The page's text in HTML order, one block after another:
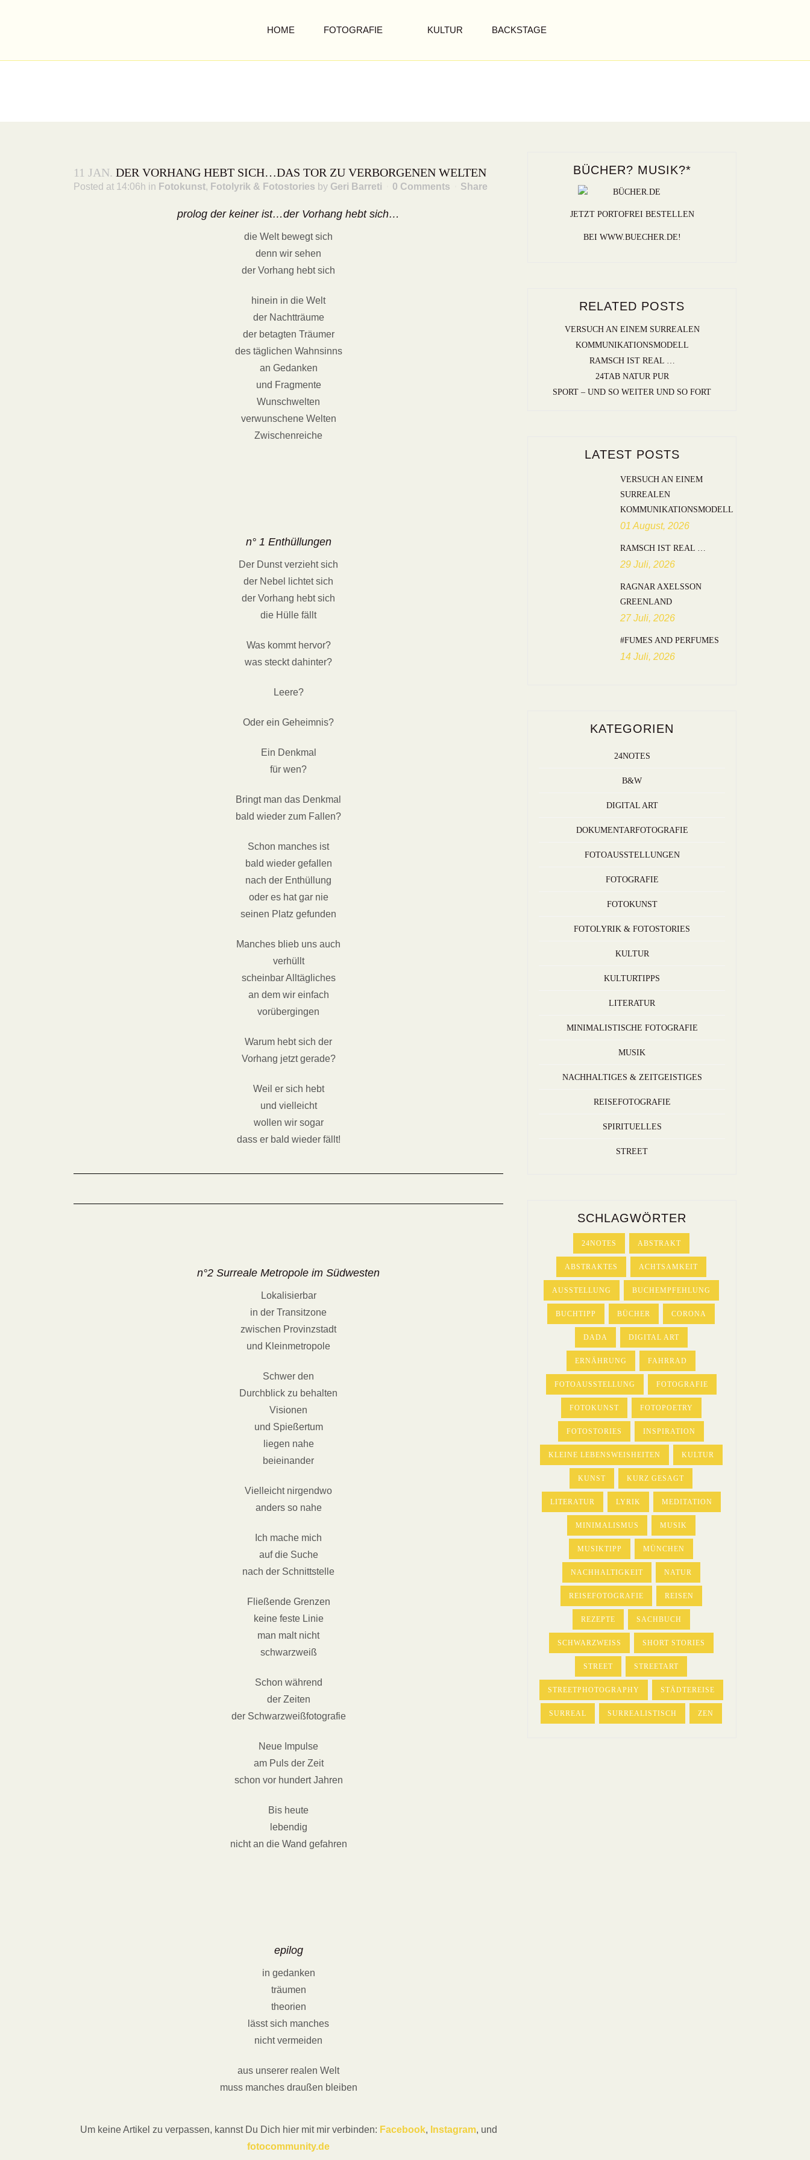
HOME FOTOGRAFIE KULTUR BACKSTAGE
11 JAN. DER VORHANG HEBT SICH…DAS TOR ZU VERBORGENEN WELTEN
Posted at 14:06h in Fotokunst, Fotolyrik & Fotostories by Geri Barreti 0 Comments Share
prolog der keiner ist…der Vorhang hebt sich…
die Welt bewegt sich
denn wir sehen
der Vorhang hebt sich
hinein in die Welt
der Nachtträume
der betagten Träumer
des täglichen Wahnsinns
an Gedanken
und Fragmente
Wunschwelten
verwunschene Welten
Zwischenreiche
n° 1 Enthüllungen
Der Dunst verzieht sich
der Nebel lichtet sich
der Vorhang hebt sich
die Hülle fällt
Was kommt hervor?
was steckt dahinter?
Leere?
Oder ein Geheimnis?
Ein Denkmal
für wen?
Bringt man das Denkmal
bald wieder zum Fallen?
Schon manches ist
bald wieder gefallen
nach der Enthüllung
oder es hat gar nie
seinen Platz gefunden
Manches blieb uns auch
verhüllt
scheinbar Alltägliches
an dem wir einfach
vorübergingen
Warum hebt sich der
Vorhang jetzt gerade?
Weil er sich hebt
und vielleicht
wollen wir sogar
dass er bald wieder fällt!
n°2 Surreale Metropole im Südwesten
Lokalisierbar
in der Transitzone
zwischen Provinzstadt
und Kleinmetropole
Schwer den
Durchblick zu behalten
Visionen
und Spießertum
liegen nahe
beieinander
Vielleicht nirgendwo
anders so nahe
Ich mache mich
auf die Suche
nach der Schnittstelle
Fließende Grenzen
keine feste Linie
man malt nicht
schwarzweiß
Schon während
der Zeiten
der Schwarzweißfotografie
Neue Impulse
am Puls der Zeit
schon vor hundert Jahren
Bis heute
lebendig
nicht an die Wand gefahren
epilog
in gedanken
träumen
theorien
lässt sich manches
nicht vermeiden
aus unserer realen Welt
muss manches draußen bleiben
Um keine Artikel zu verpassen, kannst Du Dich hier mit mir verbinden: Facebook, Instagram, und
fotocommunity.de
BÜCHER? MUSIK?*
JETZT PORTOFREI BESTELLEN
BEI WWW.BUECHER.DE!
RELATED POSTS
VERSUCH AN EINEM SURREALEN
KOMMUNIKATIONSMODELL
RAMSCH IST REAL …
24TAB NATUR PUR
SPORT – UND SO WEITER UND SO FORT
LATEST POSTS
VERSUCH AN EINEM
SURREALEN
KOMMUNIKATIONSMODELL
01 August, 2026
RAMSCH IST REAL …
29 Juli, 2026
RAGNAR AXELSSON
GREENLAND
27 Juli, 2026
#FUMES AND PERFUMES
14 Juli, 2026
KATEGORIEN
24NOTES
B&W
DIGITAL ART
DOKUMENTARFOTOGRAFIE
FOTOAUSSTELLUNGEN
FOTOGRAFIE
FOTOKUNST
FOTOLYRIK & FOTOSTORIES
KULTUR
KULTURTIPPS
LITERATUR
MINIMALISTISCHE FOTOGRAFIE
MUSIK
NACHHALTIGES & ZEITGEISTIGES
REISEFOTOGRAFIE
SPIRITUELLES
STREET
SCHLAGWÖRTER
24NOTES ABSTRAKT
ABSTRAKTES ACHTSAMKEIT
AUSSTELLUNG BUCHEMPFEHLUNG
BUCHTIPP BÜCHER CORONA
DADA DIGITAL ART
ERNÄHRUNG FAHRRAD
FOTOAUSSTELLUNG FOTOGRAFIE
FOTOKUNST FOTOPOETRY
FOTOSTORIES INSPIRATION
KLEINE LEBENSWEISHEITEN KULTUR
KUNST KURZ GESAGT
LITERATUR LYRIK MEDITATION
MINIMALISMUS MUSIK
MUSIKTIPP MÜNCHEN
NACHHALTIGKEIT NATUR
REISEFOTOGRAFIE REISEN
REZEPTE SACHBUCH
SCHWARZWEISS SHORT STORIES
STREET STREETART
STREETPHOTOGRAPHY STÄDTEREISE
SURREAL SURREALISTISCH ZEN